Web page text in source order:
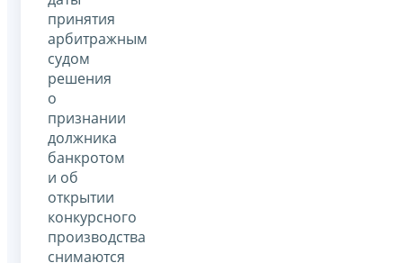
принятия
арбитражным
судом
решения
о
признании
должника
банкротом
и об
открытии
конкурсного
производства
снимаются